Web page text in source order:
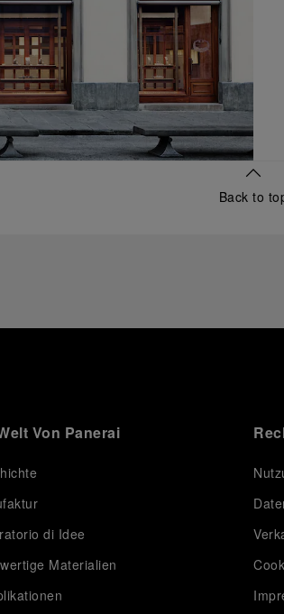
Back to
Von Panerai
di Idee
Materialien